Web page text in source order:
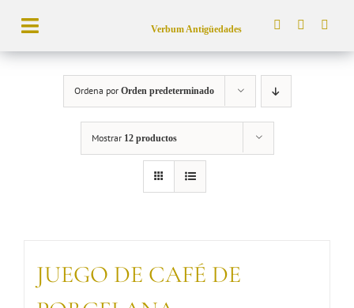
contenido
Toggle
Navigation
productos
Verbum Antigüedades
Ordena por Orden predeterminado
Mostrar 12 productos
JUEGO DE CAFÉ DE